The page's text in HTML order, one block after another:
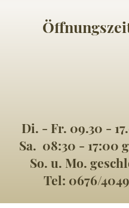
Di. - Fr. 09.30 -
Sa. 08:30 - 17:00
So. u. Mo.
Tel: 0676/